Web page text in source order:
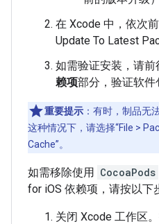
在 Xcode 中，依次
Update To Latest
如需验证安装，请前
赖项部分，验证软件
重要提示 ：有时，制品无
这种情况下，请选择“File >
Cache”。
如需移除使用 CocoaPods
for iOS 依赖项，请按以下
关闭 Xcode 工作区